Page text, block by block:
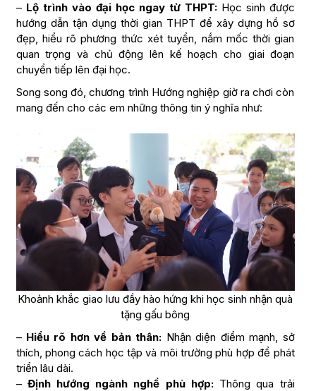
– Lộ trình vào đại học ngay từ THPT:Học sinh được
hướng dẫn tận dụng thời gian THPT để xây dựng hồ sơ
đẹp, hiểu rõ phương thức xét tuyển, nắm mốc thời gian
quan trọng và chủ động lên kế hoạch cho giai đoạn
chuyển tiếp lên đại học.
Song song đó, chương trình Hướng nghiệp giờ ra chơi còn
mang đến cho các em những thông tin ý nghĩa như:
Khoảnh khắc giao lưu đầy hào hứng khi học sinh nhận quà
tặng gấu bông
– Hiểu rõ hơn về bản thân: Nhận diện điểm mạnh, sở
thích, phong cách học tập và môi trường phù hợp để phát
triển lâu dài.
– Định hướng ngành nghề phù hợp:Thông qua trải